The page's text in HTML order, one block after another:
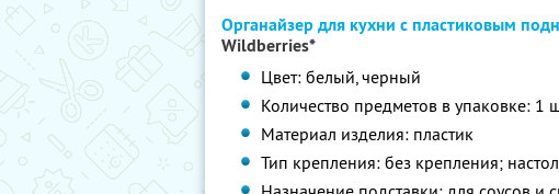
Органайзер для кухни с пластиковым
Wildberries*
Цвет: белый, черный
Количество предметов в упаковке: 1
Материал изделия: пластик
Тип крепления: без крепления;